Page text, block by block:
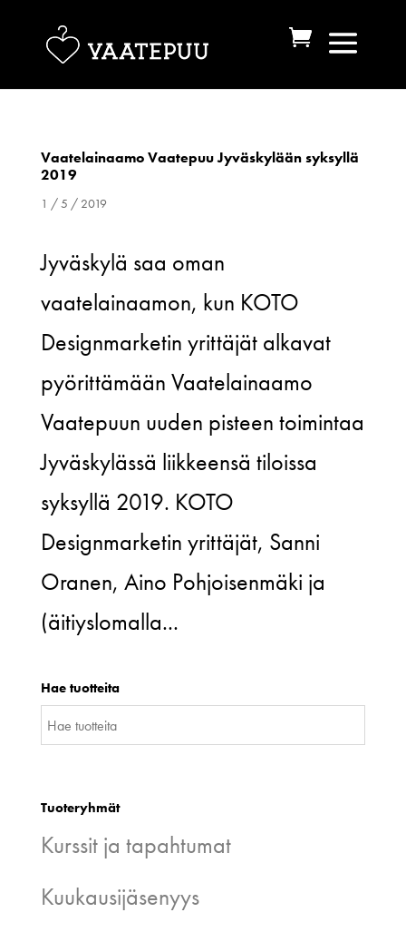
Vaatelainaamo Vaatepuu Jyväskylään syksyllä
2019
1 / 5 / 2019
Jyväskylä saa oman
vaatelainaamon, kun KOTO
Designmarketin yrittäjät alkavat
pyörittämään Vaatelainaamo
Vaatepuun uuden pisteen toimintaa
Jyväskylässä liikkeensä tiloissa
syksyllä 2019. KOTO
Designmarketin yrittäjät, Sanni
Oranen, Aino Pohjoisenmäki ja
(äitiyslomalla...
Hae tuotteita
Tuoteryhmät
Kurssit ja tapahtumat
Kuukausijäsenyys